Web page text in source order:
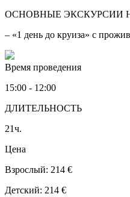
ОСНОВНЫЕ ЭКСКУРСИИ
– «1 день до круиза» с
Время проведения
15:00 - 12:00
ДЛИТЕЛЬНОСТЬ
21ч.
Цена
Взрослый: 214 €
Детский: 214 €